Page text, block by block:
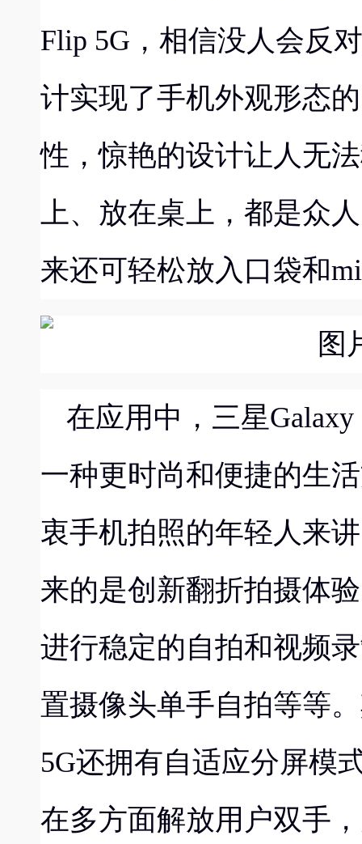
Flip 5G ， 相信没人会反
计实现了手机外观形态
性 ，惊艳的设计让人无
上、放在桌上，都是众
来还可轻松放入口袋和
在应用中， 三星
一种更时尚和便捷的生
衷手机拍照的年轻人来
来的是创新翻折拍摄体
进行稳定的自拍和视频
置摄像头单手自拍等等
5G还拥有自适应分屏模
在多方面解放用户双手，